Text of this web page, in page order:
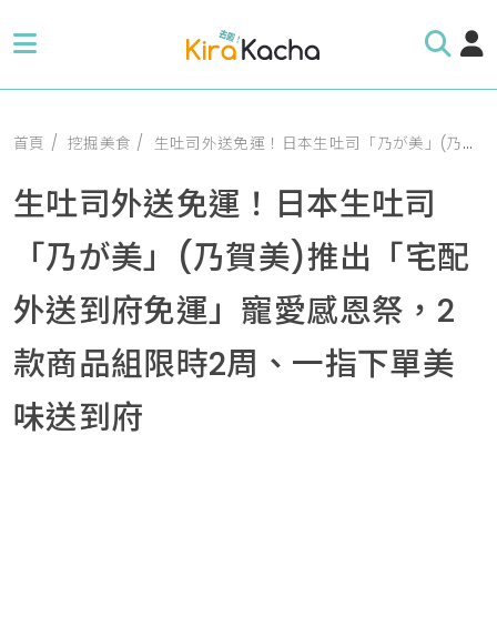
首頁 挖掘美食 生吐司外送免運！日本生吐司「乃が美」(乃賀美)推出「宅配外送到府免運」寵愛感恩祭，2款商品組限時2周、一指下單美味送到府
生吐司外送免運！日本生吐司
「乃が美」(乃賀美)推出「宅配
外送到府免運」寵愛感恩祭，2
款商品組限時2周、一指下單美
味送到府